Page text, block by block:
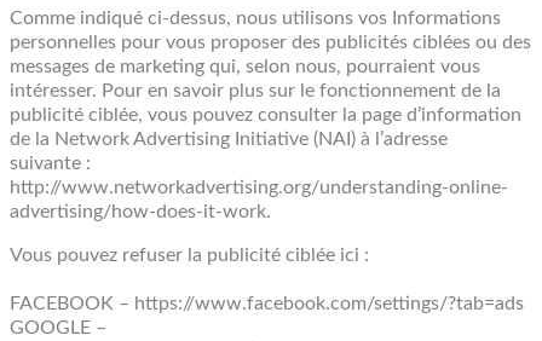
Comme indiqué ci-dessus, nous utilisons vos Informations
personnelles pour vous proposer des publicités ciblées ou des
messages de marketing qui, selon nous, pourraient vous
intéresser. Pour en savoir plus sur le fonctionnement de la
publicité ciblée, vous pouvez consulter la page d’information
de la Network Advertising Initiative (NAI) à l’adresse
suivante :
http://www.networkadvertising.org/understanding-online-
advertising/how-does-it-work.
Vous pouvez refuser la publicité ciblée ici :
FACEBOOK – https://www.facebook.com/settings/?tab=ads
GOOGLE –